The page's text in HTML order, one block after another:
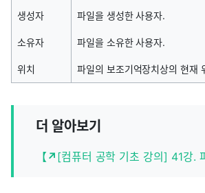
생성자 파일을 생성한 사용자.
소유자 파일을 소유한 사용자.
위치 파일의 보조기억장치상의 현재
더 알아보기
【↗ [컴퓨터 공학 기초 강의] 41강.